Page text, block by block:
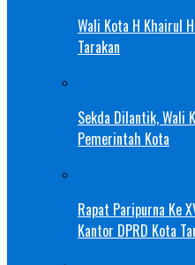
Wali Kota H Khairul
Tarakan
Sekda Dilantik, Wali
Pemerintah Kota
Rapat Paripurna Ke
Kantor DPRD Kota